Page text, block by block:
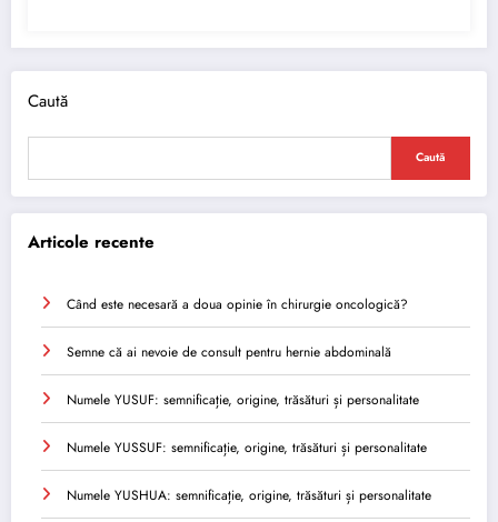
Caută
Caută
Articole recente
Când este necesară a doua opinie în chirurgie oncologică?
Semne că ai nevoie de consult pentru hernie abdominală
Numele YUSUF: semnificație, origine, trăsături și personalitate
Numele YUSSUF: semnificație, origine, trăsături și personalitate
Numele YUSHUA: semnificație, origine, trăsături și personalitate